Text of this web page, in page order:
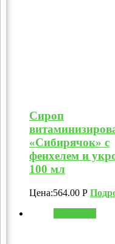
Сироп
«Сибирячок» с
фенхелем и
100 мл
Цена:564.00 Р